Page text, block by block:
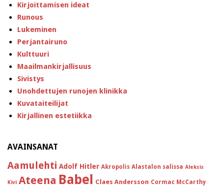
Kirjoittamisen ideat
Runous
Lukeminen
Perjantairuno
Kulttuuri
Maailmankirjallisuus
Sivistys
Unohdettujen runojen klinikka
Kuvataiteilijat
Kirjallinen estetiikka
AVAINSANAT
Aamulehti Adolf Hitler Akropolis Alastalon salissa Aleksis
Kivi Ateena Babel Claes Andersson Cormac McCarthy